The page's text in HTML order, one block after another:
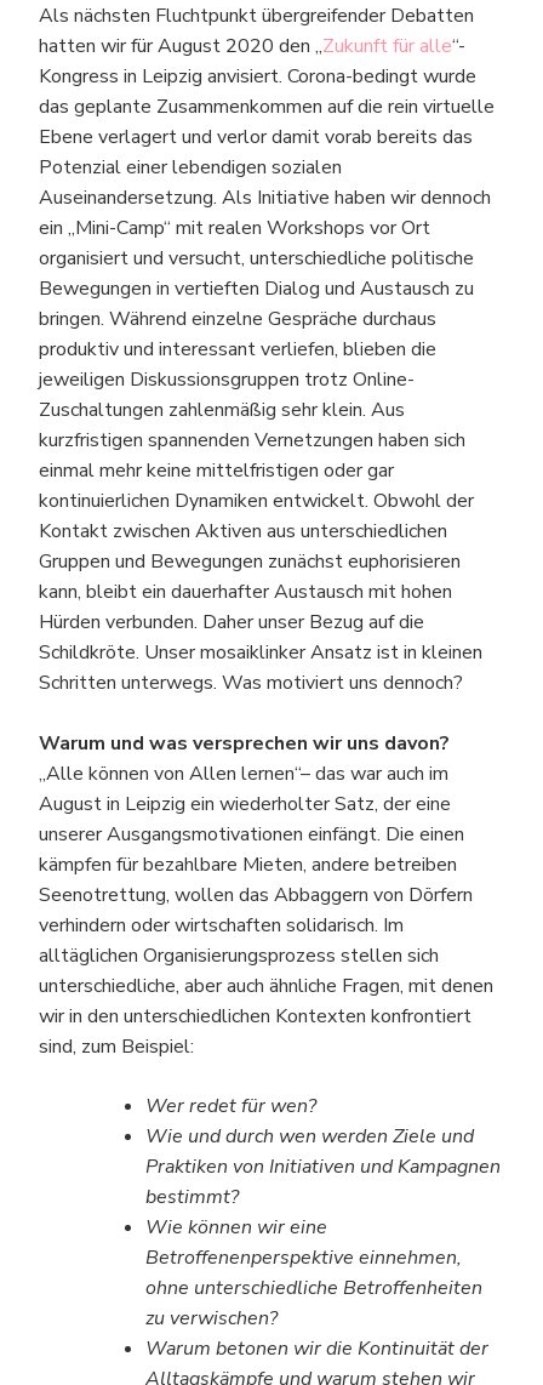
Als nächsten Fluchtpunkt übergreifender Debatten
hatten wir für August 2020 den „Zukunft für alle“-
Kongress in Leipzig anvisiert. Corona-bedingt wurde
das geplante Zusammenkommen auf die rein virtuelle
Ebene verlagert und verlor damit vorab bereits das
Potenzial einer lebendigen sozialen
Auseinandersetzung. Als Initiative haben wir dennoch
ein „Mini-Camp“ mit realen Workshops vor Ort
organisiert und versucht, unterschiedliche politische
Bewegungen in vertieften Dialog und Austausch zu
bringen. Während einzelne Gespräche durchaus
produktiv und interessant verliefen, blieben die
jeweiligen Diskussionsgruppen trotz Online-
Zuschaltungen zahlenmäßig sehr klein. Aus
kurzfristigen spannenden Vernetzungen haben sich
einmal mehr keine mittelfristigen oder gar
kontinuierlichen Dynamiken entwickelt. Obwohl der
Kontakt zwischen Aktiven aus unterschiedlichen
Gruppen und Bewegungen zunächst euphorisieren
kann, bleibt ein dauerhafter Austausch mit hohen
Hürden verbunden. Daher unser Bezug auf die
Schildkröte. Unser mosaiklinker Ansatz ist in kleinen
Schritten unterwegs. Was motiviert uns dennoch?
Warum und was versprechen wir uns davon?
„Alle können von Allen lernen“– das war auch im
August in Leipzig ein wiederholter Satz, der eine
unserer Ausgangsmotivationen einfängt. Die einen
kämpfen für bezahlbare Mieten, andere betreiben
Seenotrettung, wollen das Abbaggern von Dörfern
verhindern oder wirtschaften solidarisch. Im
alltäglichen Organisierungsprozess stellen sich
unterschiedliche, aber auch ähnliche Fragen, mit denen
wir in den unterschiedlichen Kontexten konfrontiert
sind, zum Beispiel:
Wer redet für wen?
Wie und durch wen werden Ziele und
Praktiken von Initiativen und Kampagnen
bestimmt?
Wie können wir eine
Betroffenenperspektive einnehmen,
ohne unterschiedliche Betroffenheiten
zu verwischen?
Warum betonen wir die Kontinuität der
Alltagskämpfe und warum stehen wir